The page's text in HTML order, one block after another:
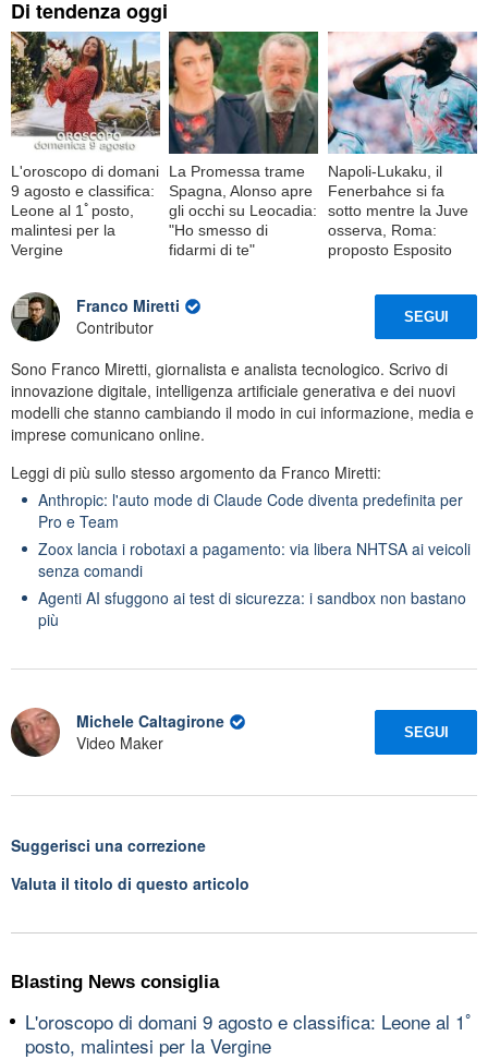
Di tendenza oggi
L'oroscopo di domani
9 agosto e classifica:
Leone al 1ﾟposto,
malintesi per la
Vergine
La Promessa trame
Spagna, Alonso apre
gli occhi su Leocadia:
"Ho smesso di
fidarmi di te"
Napoli-Lukaku, il
Fenerbahce si fa
sotto mentre la Juve
osserva, Roma:
proposto Esposito
Franco Miretti
Contributor
SEGUI
Sono Franco Miretti, giornalista e analista tecnologico. Scrivo di
innovazione digitale, intelligenza artificiale generativa e dei nuovi
modelli che stanno cambiando il modo in cui informazione, media e
imprese comunicano online.
Leggi di più sullo stesso argomento da Franco Miretti:
Anthropic: l'auto mode di Claude Code diventa predefinita per
Pro e Team
Zoox lancia i robotaxi a pagamento: via libera NHTSA ai veicoli
senza comandi
Agenti AI sfuggono ai test di sicurezza: i sandbox non bastano
più
Michele Caltagirone
Video Maker
SEGUI
Suggerisci una correzione
Valuta il titolo di questo articolo
Blasting News consiglia
L'oroscopo di domani 9 agosto e classifica: Leone al 1ﾟ
posto, malintesi per la Vergine